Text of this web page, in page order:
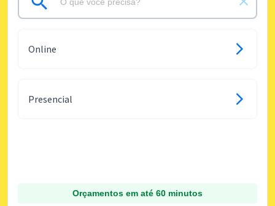
Online
Presencial
Orçamentos em até 60 minutos